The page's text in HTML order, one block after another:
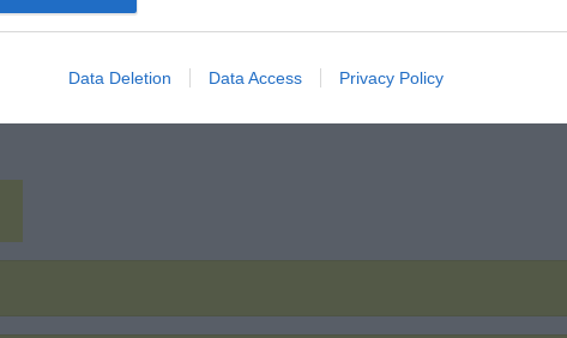
Data Deletion Data Access Privacy Policy